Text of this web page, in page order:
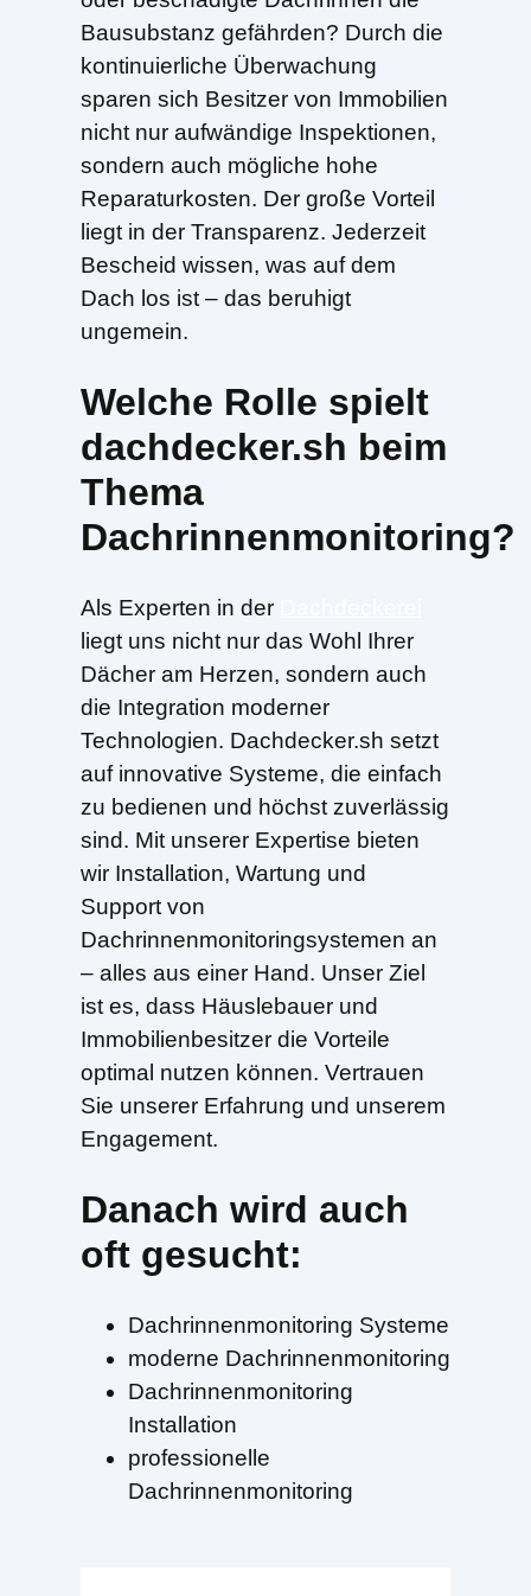
Bausubstanz gefährden? Durch die
kontinuierliche Überwachung
sparen sich Besitzer von Immobilien
nicht nur aufwändige Inspektionen,
sondern auch mögliche hohe
Reparaturkosten. Der große Vorteil
liegt in der Transparenz. Jederzeit
Bescheid wissen, was auf dem
Dach los ist – das beruhigt
ungemein.
Welche Rolle spielt
dachdecker.sh beim
Thema
Dachrinnenmonitoring?
Als Experten in der
liegt uns nicht nur das Wohl Ihrer
Dächer am Herzen, sondern auch
die Integration moderner
Technologien. Dachdecker.sh setzt
auf innovative Systeme, die einfach
zu bedienen und höchst zuverlässig
sind. Mit unserer Expertise bieten
wir Installation, Wartung und
Support von
Dachrinnenmonitoringsystemen an
– alles aus einer Hand. Unser Ziel
ist es, dass Häuslebauer und
Immobilienbesitzer die Vorteile
optimal nutzen können. Vertrauen
Sie unserer Erfahrung und unserem
Engagement.
Danach wird auch
oft gesucht:
Dachrinnenmonitoring Systeme
moderne Dachrinnenmonitoring
Dachrinnenmonitoring
Installation
professionelle
Dachrinnenmonitoring